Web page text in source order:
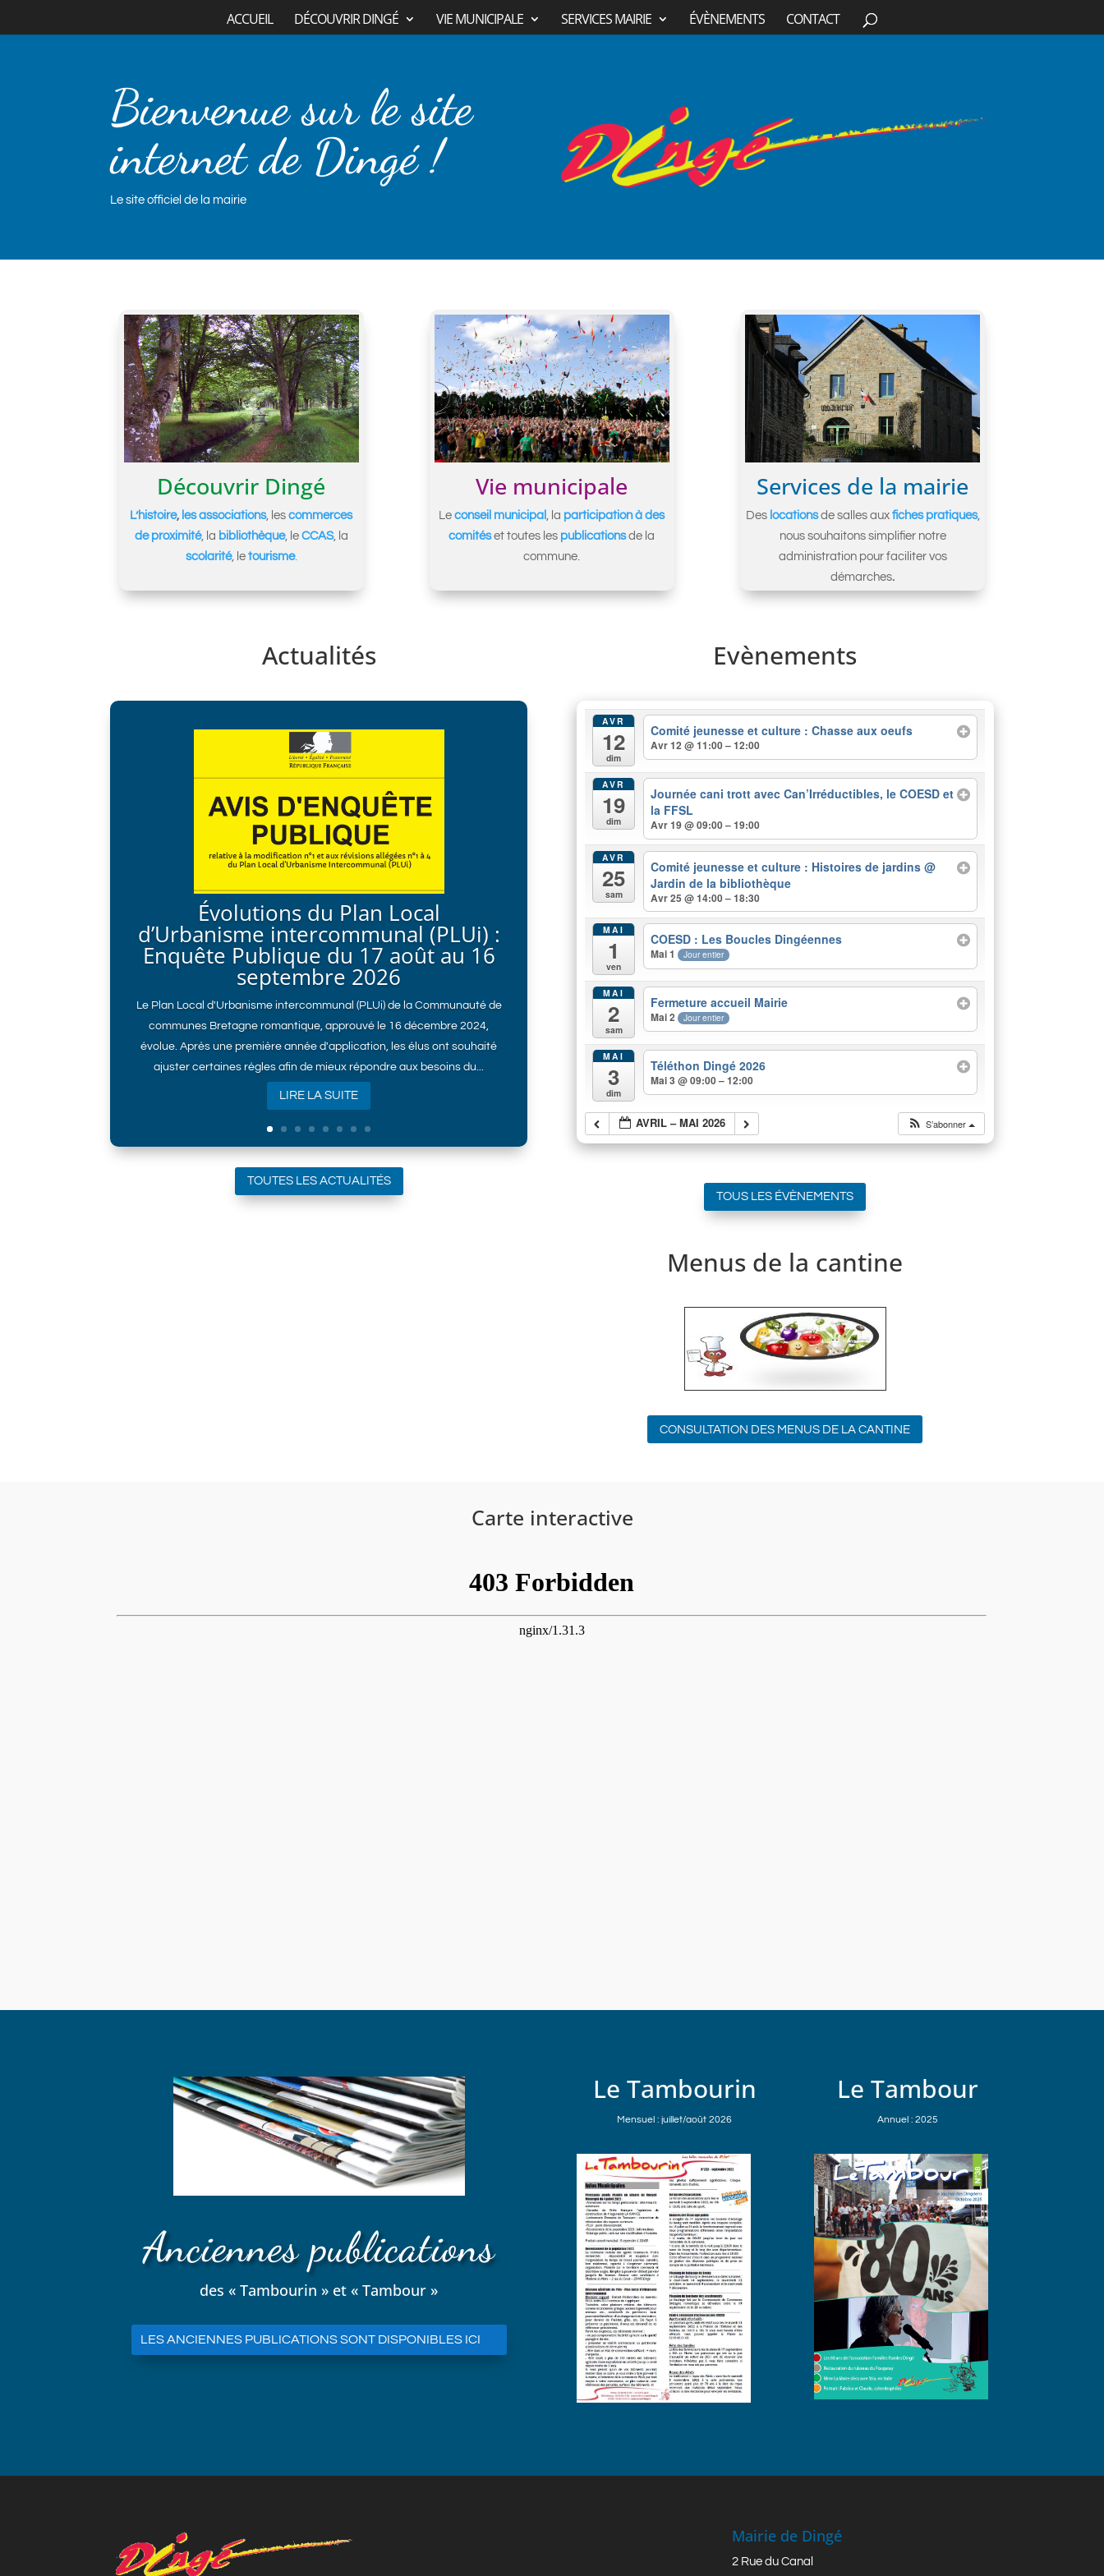
ACCUEIL DÉCOUVRIR DINGÉ VIE MUNICIPALE SERVICES MAIRIE ÉVÈNEMENTS CONTACT
Bienvenue sur le site
internet de Dingé !
Le site officiel de la mairie
Découvrir Dingé
L’histoire, les associations, lescommerces
de proximité, la bibliothèque, le CCAS, la
scolarité, le tourisme.
Vie municipale
Leconseil municipal , la participation à des
comitéset toutes les publicationsde la
commune.
Services de la mairie
Des locations de salles aux fiches pratiques,
nous souhaitons simplifier notre
administration pour faciliter vos
démarches.
Actualités
Évolutions du Plan Local
d’Urbanisme intercommunal (PLUi) :
Enquête Publique du 17 août au 16
septembre 2026
Le Plan Local d'Urbanisme intercommunal (PLUi) de la Communauté de
communes Bretagne romantique, approuvé le 16 décembre 2024,
évolue. Après une première année d'application, les élus ont souhaité
ajuster certaines règles afin de mieux répondre aux besoins du...
LIRE LA SUITE
TOUTES LES ACTUALITÉS
Evènements
AVR
12
dim
Comité jeunesse et culture : Chasse aux oeufs
Avr 12 @ 11:00 – 12:00
AVR
19
dim
Journée cani trott avec Can’Irréductibles, le COESD et
la FFSL
Avr 19 @ 09:00 – 19:00
AVR
25
sam
Comité jeunesse et culture : Histoires de jardins @
Jardin de la bibliothèque
Avr 25 @ 14:00 – 18:30
MAI
1
ven
COESD : Les Boucles Dingéennes
Mai 1 Jour entier
MAI
2
sam
Fermeture accueil Mairie
Mai 2 Jour entier
MAI
3
dim
Téléthon Dingé 2026
Mai 3 @ 09:00 – 12:00
AVRIL – MAI 2026 S’abonner
TOUS LES ÉVÈNEMENTS
Menus de la cantine
CONSULTATION DES MENUS DE LA CANTINE
Carte interactive
Anciennes publications
des « Tambourin » et « Tambour »
LES ANCIENNES PUBLICATIONS SONT DISPONIBLES ICI
Le Tambourin
Mensuel : juillet/août 2026
Le Tambour
Annuel : 2025
Mairie de Dingé
2 Rue du Canal